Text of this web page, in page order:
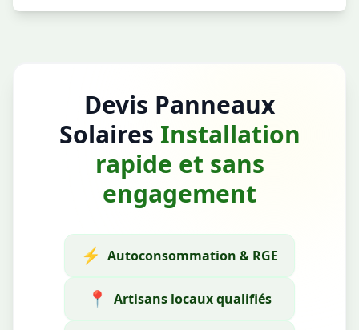
Devis Panneaux
Solaires Installation
rapide et sans
engagement
⚡ Autoconsommation & RGE
📍 Artisans locaux qualifiés